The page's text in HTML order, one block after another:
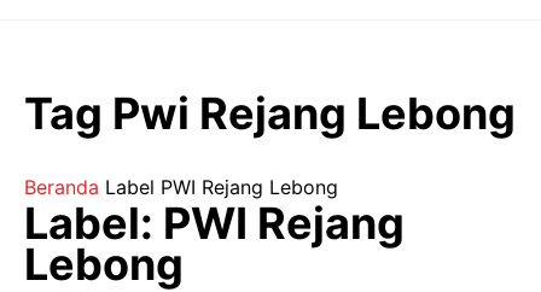
Tag Pwi Rejang Lebong
Beranda Label PWI Rejang Lebong
Label: PWI Rejang
Lebong